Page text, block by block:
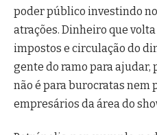
poder público investindo
atrações. Dinheiro que
impostos e circulação do
gente do ramo para ajudar,
não é para burocratas nem
empresários da área do